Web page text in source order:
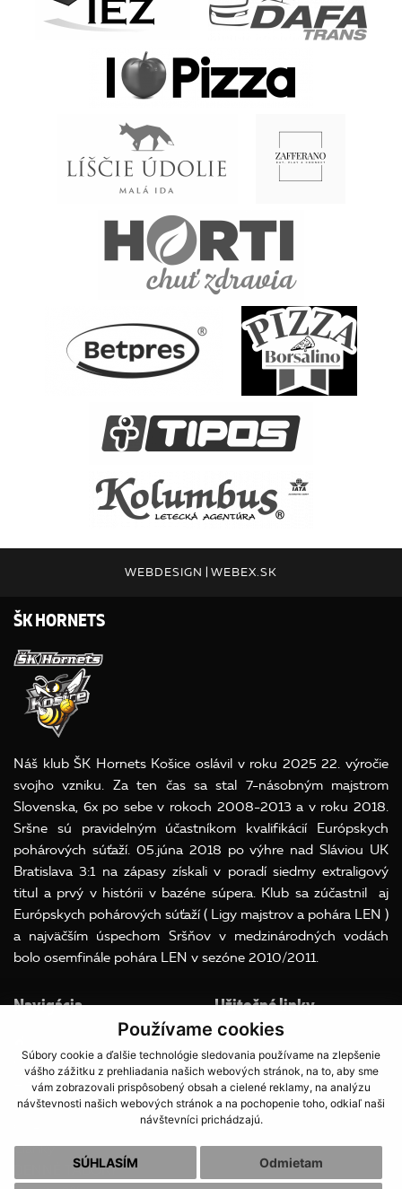
Používame cookies
Súbory cookie a ďalšie technológie sledovania používame na zlepšenie
vášho zážitku z prehliadania našich webových stránok, na to, aby sme
vám zobrazovali prispôsobený obsah a cielené reklamy, na analýzu
návštevnosti našich webových stránok a na pochopenie toho, odkiaľ naši
návštevníci prichádzajú.
SÚHLASÍM Odmietam
WEBDESIGN WEBEX.SK
ŠK HORNETS
Náš klub ŠK Hornets Košice oslávil v roku 2025 22. výročie
svojho vzniku. Za ten čas sa stal 7-násobným majstrom
Slovenska, 6x po sebe v rokoch 2008-2013 a v roku 2018.
Sršne sú pravidelným účastníkom kvalifikácií Európskych
pohárových súťaží. 05.júna 2018 po výhre nad Sláviou UK
Bratislava 3:1 na zápasy získali v poradí siedmy extraligový
titul a prvý v histórii v bazéne súpera. Klub sa zúčastnil aj
Európskych pohárových súťaží ( Ligy majstrov a pohára LEN )
a najväčším úspechom Sršňov v medzinárodných vodách
bolo osemfinále pohára LEN v sezóne 2010/2011.
Navigácia
O klube
A team
Družstvá
Články
DENNÉ TÁBORY
Užitočné linky
Súbory Cookies
OOU